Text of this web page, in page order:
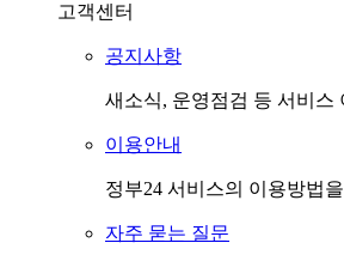
고객센터
공지사항
새소식, 운영점검 등 서비스
이용안내
정부24 서비스의 이용방법
자주 묻는 질문